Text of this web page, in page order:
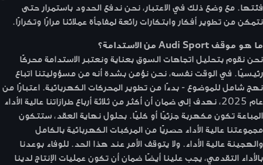
فئتها. مع وضع ذلك في الاعتبار، نحن ندفع الحدود باستمرار حتى
نتمكن من تطوير أفكار وابتكارات رائعة لمفاجأة عملائنا مرارًا وتكرارًا.
ما هو موقف Audi Sport من الاستدامة؟
نحن نقوم بتحليل اتجاهات السوق بعناية ونعتبر الاستدامة محركًا
رئيسيًا. في الوقت نفسه، نحن نؤمن بشدة أنه من مسؤوليتنا اتباع
نهج شامل للموضوع - بدءًا من تطوير المحركات الكهربائية. اعتبارًا من
عام 2025، نهدف إلى ضمان أن أكثر من ثلاثة أرباع طرازاتنا عالية الأداء
المباعة تكون مكهربة جزئيًا أو كليًا. بحلول نهاية العقد، ستتكون
مجموعتنا عالية الأداء حصريًا من المركبات الكهربائية بالكامل
والهجينة عالية الأداء. ولا يتوقف الأمر عند هذا الحد. للوفاء بوعدنا
بالأداء التقدمي، يجب علينا أيضًا ضمان أن تكون عمليات الإنتاج لدينا